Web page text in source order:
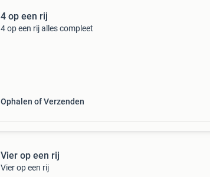
4 op een rij
4 op een rij alles compleet
Ophalen of Verzenden
Vier op een rij
Vier op een rij